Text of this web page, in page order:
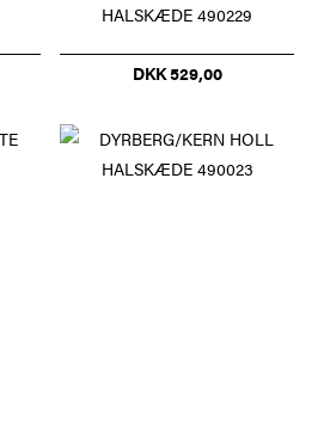
HALSKÆDE 490229
DKK 529,00